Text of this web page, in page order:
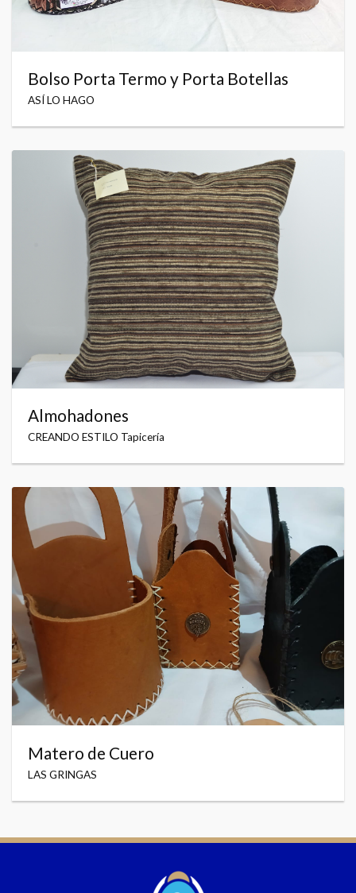
Bolso Porta Termo y Porta Botellas
ASÍ LO HAGO
Almohadones
CREANDO ESTILO Tapicería
Matero de Cuero
LAS GRINGAS